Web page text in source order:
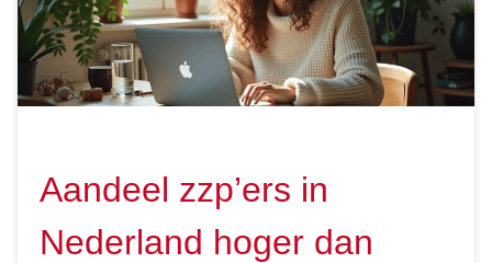
Aandeel zzp’ers in
Nederland hoger dan